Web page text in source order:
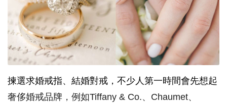
揀選求婚戒指、結婚對戒，不少人第一時間會先想起
奢侈婚戒品牌，例如Tiffany & Co.、Chaumet、